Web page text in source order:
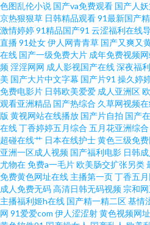
福利在线视频 欧美日韩色五月 91传媒视
黑丝www国产 日韩两性网 51国产视频入
夜91伦理 东方美女av在线 欧美性爱DV
色情 影音先锋电影变态 91网页破解免费
五月天亭亭色 91九色蝌蚪国产 国产精品
色 亚洲色欧美色性爱春色 东方成人影库
伦图 AV海角女人操逼网 日韩三级在线观
精品视频下载 九九热一6 亚洲天堂视频
色图乱伦小说 国产va免费观看 国产人
京热狠狠草 日韩精品观看91最新国产
激情婷婷91精品国产91 云涩福利在线
直播91处女伊人网青青草 国产又爽又
在线 国产一级免费大片 成年免费视频
频淫淫网网 成人影视国产在线深夜福
美 国产大片中文字幕 国产片91 操久婷
免费电影片 日韩欧美爱爱 成人亚洲区
观看亚洲精品 国产热综合 久草网视频
版 黄视网站在线播放 国产片自拍 国产
在线丁香婷婷五月综合 五月花亚洲综合
超碰在线艹 日本在线护士黄色三级免
亚洲一区成人视频 国产福利电影 日韩
尤物在免费a一毛片欧美肠交扩张另类
免费黄色网址在线 主播第一页丁香五月
成人免费无码高清日韩无码视频 宗和
主播福利姬h在线 国产精一精二区基情
网 91爱爱com 伊人涩涩射黄色视频网